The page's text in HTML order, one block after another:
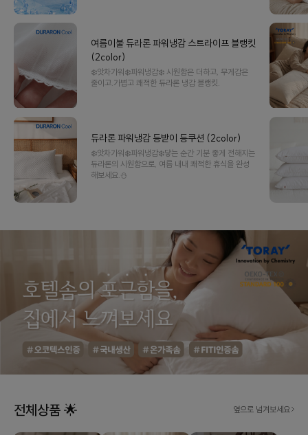
여름이불 듀라론 파워냉감 스트라이프 블랭킷
(2color)
❄️앗차가워❄️파워냉감❄️ 시원함은 더하고, 무게감은
줄이고.가볍고 쾌적한 듀라론 냉감 블랭킷.
듀라론 파워냉감 등받이 등쿠션 (2color)
❄️앗차가워❄️파워냉감❄️닿는 순간 기분 좋게 전해지는
듀라론의 시원함으로, 여름 내내 쾌적한 휴식을 완성
해보세요.⛄
전체상품 🌟 옆으로 넘겨보세요